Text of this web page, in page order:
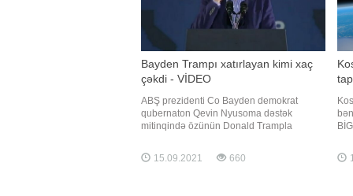
Bayden Trampı xatırlayan kimi xaç
çəkdi - VİDEO
ABŞ prezidenti Co Bayden demokrat
qubernaton Qevin Nyusoma dəstək
mitinqində özünün Donald Trampla
məlumatına görə, o bildirib ki, Kaliforniya
sakinlərinin qəbul edəcəyi qərar tək ABŞ-a
15.09.2021 660